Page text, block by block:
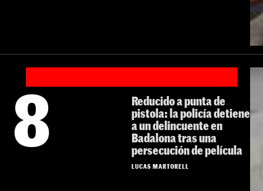
8
Reducido a punta de
pistola: la policía detiene
a un delincuente en
Badalona tras una
persecución de película
LUCAS MARTORELL